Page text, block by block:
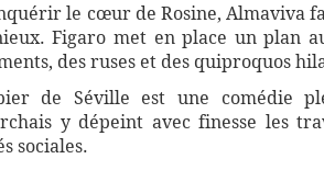
le cœur de Rosine, Almaviva
Figaro met en place un plan
des ruses et des quiproquos
de Séville est une comédie
y dépeint avec finesse les
sociales.